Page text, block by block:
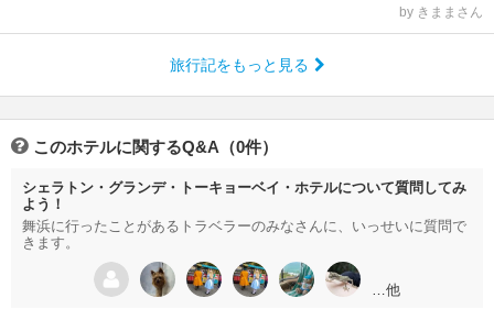
by きままさん
旅行記をもっと見る
このホテルに関するQ&A（0件）
シェラトン・グランデ・トーキョーベイ・ホテルについて質問してみ
よう！
舞浜に行ったことがあるトラベラーのみなさんに、いっせいに質問で
きます。
…他